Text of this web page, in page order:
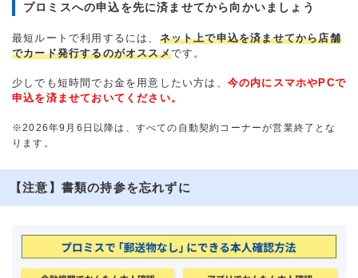
プロミスへの申込を先に済ませてから向かいましょう
最短ルートで利用するには、 ネット上で申込を済ませてから店舗
でカード発行するのがオススメです。
少しでも短時間でお金を用意したい方は、 今の内にスマホやPCで
申込を済ませておいてください。
※2026年9月6日以降は、すべての自動契約コーナーが営業終了とな
ります。
【注意】書類の持参を忘れずに